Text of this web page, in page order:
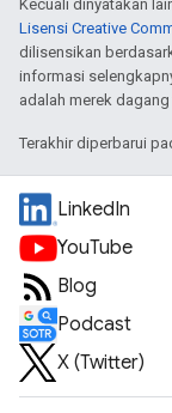
Kecuali dinyatakan
Lisensi Creative
dilisensikan
informasi
adalah merek
Terakhir diperbarui
LinkedIn
YouTube
Blog
Podcast
X (Twitter)